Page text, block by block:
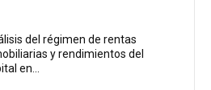
del régimen de rentas
y rendimientos del
en...